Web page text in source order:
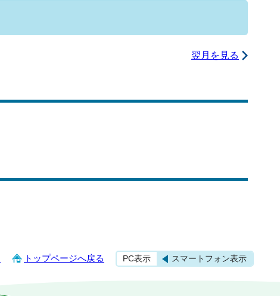
翌月を見る
トップページへ戻る PC表示 スマートフォン表示